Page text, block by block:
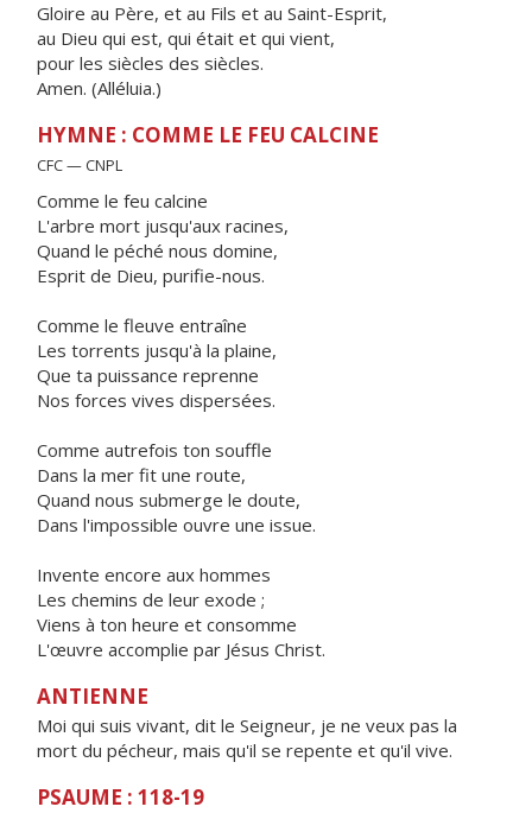
Gloire au Père, et au Fils et au Saint-Esprit,
au Dieu qui est, qui était et qui vient,
pour les siècles des siècles.
Amen. (Alléluia.)
HYMNE : COMME LE FEU CALCINE
CFC — CNPL
Comme le feu calcine
L'arbre mort jusqu'aux racines,
Quand le péché nous domine,
Esprit de Dieu, purifie-nous.
Comme le fleuve entraîne
Les torrents jusqu'à la plaine,
Que ta puissance reprenne
Nos forces vives dispersées.
Comme autrefois ton souffle
Dans la mer fit une route,
Quand nous submerge le doute,
Dans l'impossible ouvre une issue.
Invente encore aux hommes
Les chemins de leur exode ;
Viens à ton heure et consomme
L'œuvre accomplie par Jésus Christ.
ANTIENNE
Moi qui suis vivant, dit le Seigneur, je ne veux pas la
mort du pécheur, mais qu'il se repente et qu'il vive.
PSAUME : 118-19